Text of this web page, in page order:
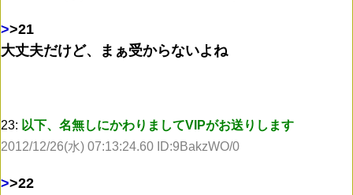
>>21
大丈夫だけど、まぁ受からないよね
23: 以下、名無しにかわりましてVIPがお送りします
2012/12/26(水) 07:13:24.60 ID:9BakzWO/0
>>22